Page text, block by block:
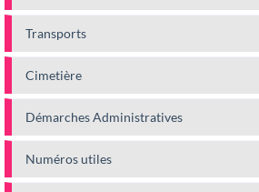
Transports
Cimetière
Démarches Administratives
Numéros utiles